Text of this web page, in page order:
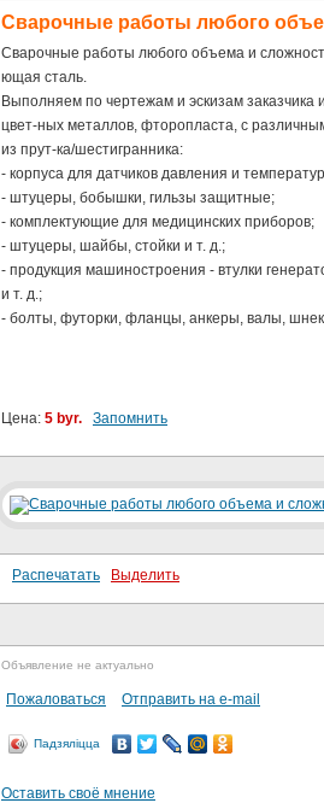
Сварочные работы любого
Сварочные работы любого объема и
ющая сталь.
Выполняем по чертежам и эскизам заказчика
цвет-ных металлов, фторопласта, с
из прут-ка/шестигранника:
- корпуса для датчиков давления и
- штуцеры, бобышки, гильзы защитные;
- комплектующие для медицинских приборов;
- штуцеры, шайбы, стойки и т. д.;
- продукция машиностроения - втулки
и т. д.;
- болты, футорки, фланцы, анкеры, валы,
Цена: 5 byr. Запомнить
Распечатать Выделить
Объявление не актуально
Пожаловаться Отправить на e-mail
Падзяліцца
Оставить своё мнение